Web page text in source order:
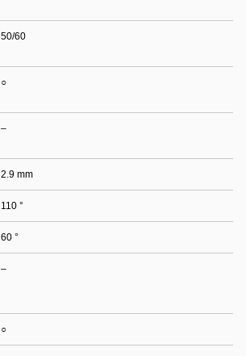
50/60
○
–
2.9 mm
110 °
60 °
–
○